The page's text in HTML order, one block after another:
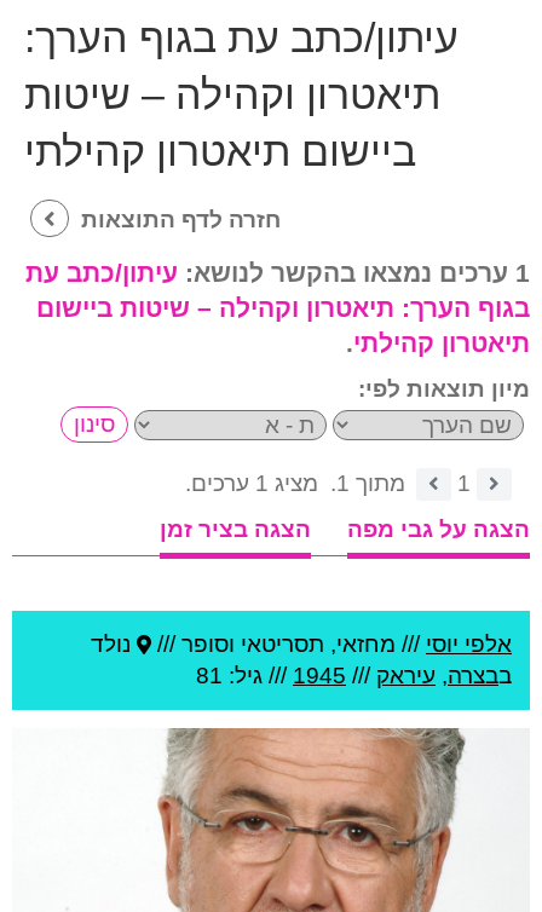
עיתון/כתב עת בגוף הערך:
תיאטרון וקהילה – שיטות
ביישום תיאטרון קהילתי
חזרה לדף התוצאות
1 ערכים נמצאו בהקשר לנושא:
עיתון/כתב עת
בגוף הערך: תיאטרון וקהילה – שיטות ביישום
תיאטרון קהילתי.
מיון תוצאות לפי:
1 מתוך 1.
מציג 1 ערכים.
הצגה על גבי מפה
הצגה בציר זמן
אלפי יוסי /// מחזאי, תסריטאי וסופר ///
נולד
בבצרה, עיראק ///
1945 /// גיל: 81